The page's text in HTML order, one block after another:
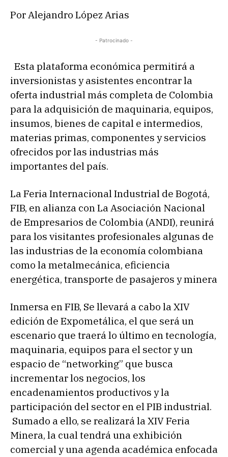
Por Alejandro López Arias
- Patrocinado -
Esta plataforma económica permitirá a
inversionistas y asistentes encontrar la
oferta industrial más completa de Colombia
para la adquisición de maquinaria, equipos,
insumos, bienes de capital e intermedios,
materias primas, componentes y servicios
ofrecidos por las industrias más
importantes del país.
La Feria Internacional Industrial de Bogotá,
FIB, en alianza con La Asociación Nacional
de Empresarios de Colombia (ANDI), reunirá
para los visitantes profesionales algunas de
las industrias de la economía colombiana
como la metalmecánica, eficiencia
energética, transporte de pasajeros y minera
Inmersa en FIB, Se llevará a cabo la XIV
edición de Expometálica, el que será un
escenario que traerá lo último en tecnología,
maquinaria, equipos para el sector y un
espacio de “networking” que busca
incrementar los negocios, los
encadenamientos productivos y la
participación del sector en el PIB industrial.
Sumado a ello, se realizará la XIV Feria
Minera, la cual tendrá una exhibición
comercial y una agenda académica enfocada